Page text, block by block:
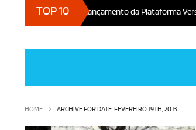
TOP 10
presença no Lançamento da Plataforma Versio!
HOME ARCHIVE FOR DATE: FEVEREIRO 19TH, 2013